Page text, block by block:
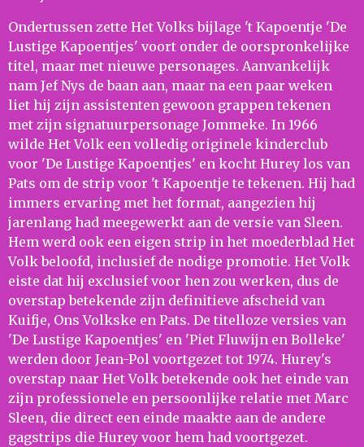
Ondertussen zette Het Volks bijlage 't Kapoentje 'De
Lustige Kapoentjes' voort onder de oorspronkelijke
titel, maar met nieuwe personages. Aanvankelijk
nam Jef Nys de baan aan, maar na een paar weken
liet hij zijn assistenten gewoon grappen tekenen
met zijn signatuurpersonage Jommeke. In 1966
wilde Het Volk een volledig originele kinderclub
voor 'De Lustige Kapoentjes' en kocht Hurey los van
Pats om de strip voor 't Kapoentje te tekenen. Hij had
immers ervaring met het format, aangezien hij
jarenlang had meegewerkt aan de versie van Sleen.
Hem werd ook een eigen strip in het moederblad Het
Volk beloofd, inclusief de nodige promotie. Het Volk
eiste dat hij exclusief voor hen zou werken, dus de
overstap betekende zijn definitieve afscheid van
Kuifje, Ons Volkske en Pats. De titelloze versies van
'De Lustige Kapoentjes' en 'Piet Fluwijn en Bolleke'
werden door Jean-Pol voortgezet tot 1974. Hurey's
overstap naar Het Volk betekende ook het einde van
zijn professionele en persoonlijke relatie met Marc
Sleen, die direct een einde maakte aan de andere
gagstrips die Hurey voor hem had voortgezet.